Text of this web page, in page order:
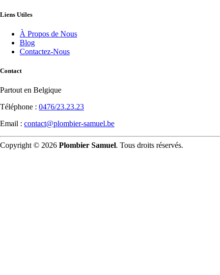
Liens Utiles
À Propos de Nous
Blog
Contactez-Nous
Contact
Partout en Belgique
Téléphone : 0476/23.23.23
Email : contact@plombier-samuel.be
Copyright © 2026 Plombier Samuel. Tous droits réservés.